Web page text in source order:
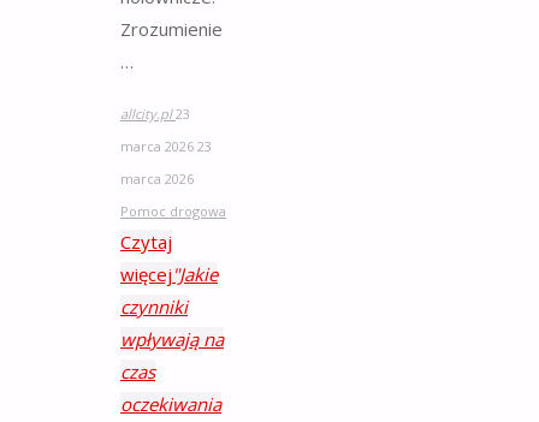
Zrozumienie
…
allcity.pl 23
marca 2026 23
marca 2026
Pomoc drogowa
Czytaj
więcej "Jakie
czynniki
wpływają na
czas
oczekiwania